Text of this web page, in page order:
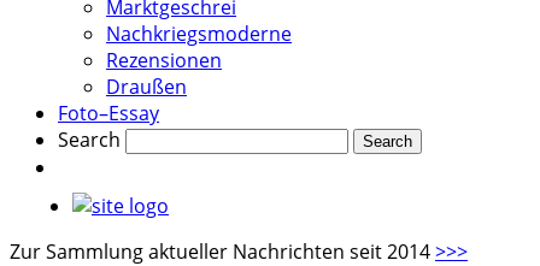
Marktgeschrei
Nachkriegsmoderne
Rezensionen
Draußen
Foto–Essay
Search
Zur Sammlung aktueller Nachrichten seit 2014>>>